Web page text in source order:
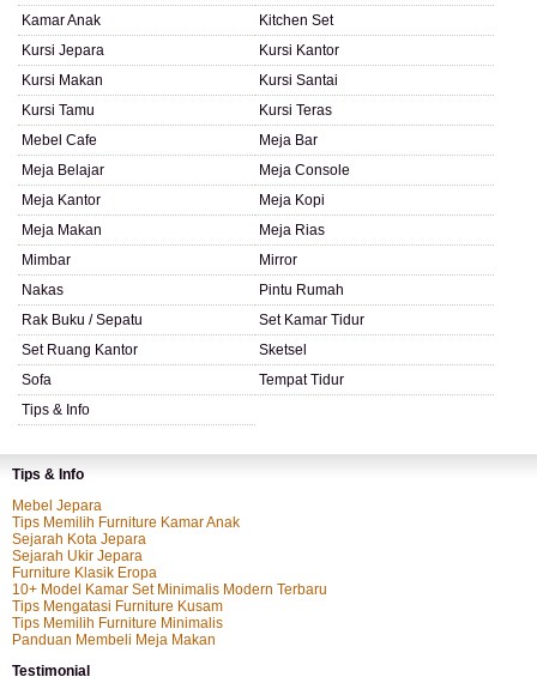
Kamar Anak
Kitchen Set
Kursi Jepara
Kursi Kantor
Kursi Makan
Kursi Santai
Kursi Tamu
Kursi Teras
Mebel Cafe
Meja Bar
Meja Belajar
Meja Console
Meja Kantor
Meja Kopi
Meja Makan
Meja Rias
Mimbar
Mirror
Nakas
Pintu Rumah
Rak Buku / Sepatu
Set Kamar Tidur
Set Ruang Kantor
Sketsel
Sofa
Tempat Tidur
Tips & Info
Tips & Info
Mebel Jepara
Tips Memilih Furniture Kamar Anak
Sejarah Kota Jepara
Sejarah Ukir Jepara
Furniture Klasik Eropa
10+ Model Kamar Set Minimalis Modern Terbaru
Tips Mengatasi Furniture Kusam
Tips Memilih Furniture Minimalis
Panduan Membeli Meja Makan
Testimonial